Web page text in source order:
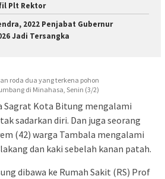
Plt Rektor
2022 Penjabat Gubernur
Jadi Tersangka
roda dua yang terkena pohon
di Minahasa, Senin (3/2)
Sagrat Kota Bitung mengalami
sadarkan diri. Dan juga seorang
(42) warga Tambala mengalami
dan kaki sebelah kanan patah.
dibawa ke Rumah Sakit (RS) Prof